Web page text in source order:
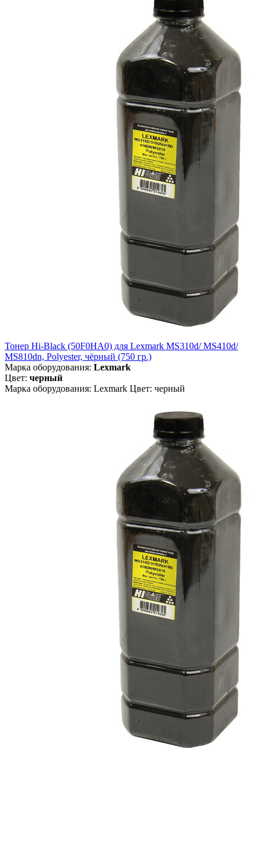
Тонер Hi-Black (50F0HA0) для Lexmark MS310d/ MS410d/
MS810dn, Polyester, чёрный (750 гр.)
Марка оборудования: Lexmark
Цвет: черный
Марка оборудования: Lexmark Цвет: черный